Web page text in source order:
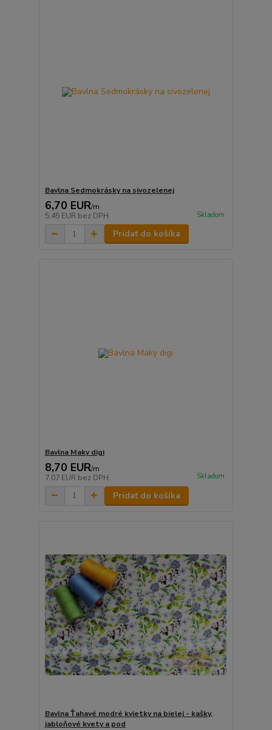
Bavlna Sedmokrásky na sivozelenej
6,70 EUR/m
5,45 EUR bez DPH Skladom
Pridať do košíka
Bavlna Maky digi
8,70 EUR/m
7,07 EUR bez DPH Skladom
Pridať do košíka
Bavlna Ťahavé modré kvietky na bielej - kašky,
jabloňové kvety a pod